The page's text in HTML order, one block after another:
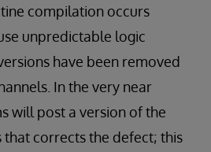
compilation occurs
unpredictable logic
have been removed
In the very near
will post a version of the
corrects the defect; this